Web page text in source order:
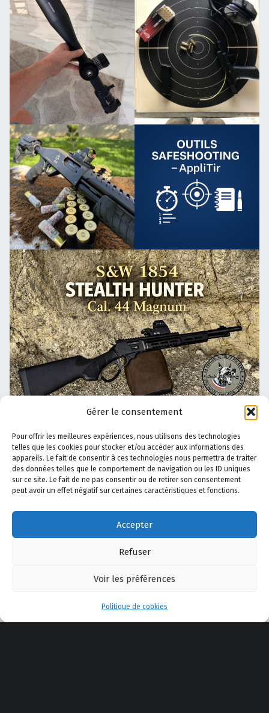
Gérer le consentement
Pour offrir les meilleures expériences, nous utilisons des technologies
telles que les cookies pour stocker et/ou accéder aux informations des
appareils. Le fait de consentir à ces technologies nous permettra de traiter
des données telles que le comportement de navigation ou les ID uniques
sur ce site. Le fait de ne pas consentir ou de retirer son consentement
peut avoir un effet négatif sur certaines caractéristiques et fonctions.
Accepter
Refuser
Voir les préférences
Politique de cookies
Menu
A propos de Safe Shooting–Le Blog–Politique de
confidentialité –Politique de cookies–Mentions légales
–Actualité–AppliTir–Contactez-nous
YouTube
Facebook
E-mail Back to top ↑